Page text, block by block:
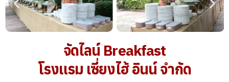
จัดไลน์ Breakfast
โรงแรม เซี่ยงไฮ้ อินน์ จำกัด